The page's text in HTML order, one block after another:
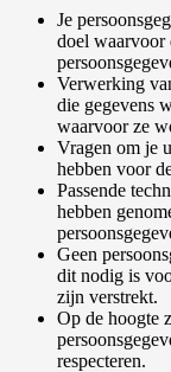
Je
doel waarvoor
Verwerking
die gegevens
waarvoor ze
Vragen om je
hebben voor
Passende
hebben
Geen
dit nodig is
zijn verstrekt.
Op de hoogte
respecteren.